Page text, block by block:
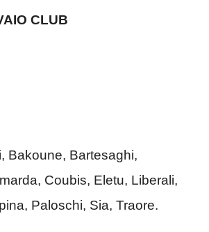
CLUB
Bakoune, Bartesaghi,
Coubis, Eletu, Liberali,
Paloschi, Sia, Traore.